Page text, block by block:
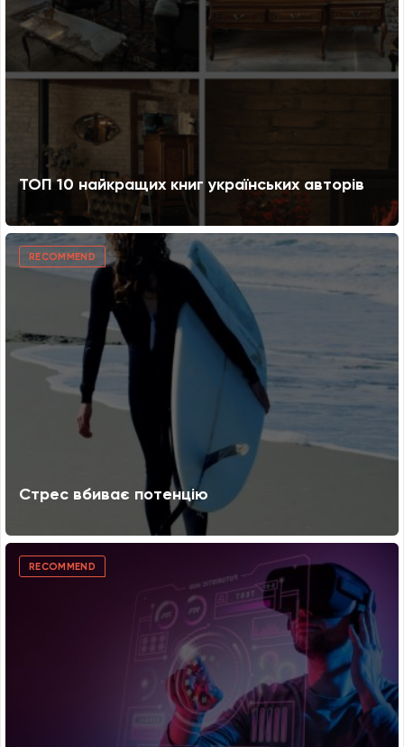
ТОП 10 найкращих книг українських авторів
RECOMMEND
Стрес вбиває потенцію
RECOMMEND